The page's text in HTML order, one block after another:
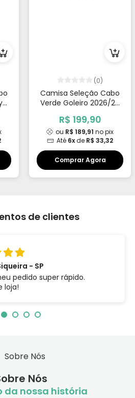
(0)
Camisa Seleção Cabo
Verde Goleiro 2026/27
R$ 199,90
ou R$ 189,91 no pix
Até 6xde R$ 33,32
Comprar Agora
de clientes
- SP
pedido super rápido.
loja!
Nós
da nossa história